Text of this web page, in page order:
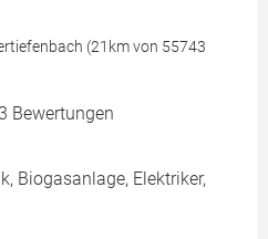
(21km von 55743
Bewertungen
Biogasanlage, Elektriker,